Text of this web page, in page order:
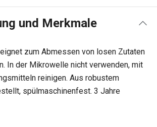
und Merkmale
zum Abmessen von losen Zutaten
In der Mikrowelle nicht verwenden, mit
reinigen. Aus robustem
spülmaschinenfest. 3 Jahre